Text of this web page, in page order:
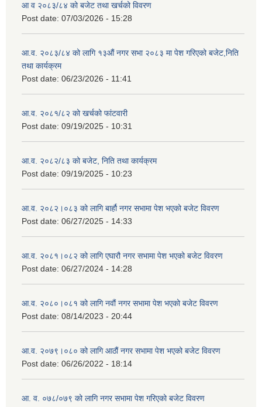
आ व २०८३/८४ को बजेट तथा खर्चको विवरण
Post date: 07/03/2026 - 15:28
आ.व. २०८३/८४ को लागि १३औं नगर सभा २०८३ मा पेश गरिएको बजेट,निति
तथा कार्यक्रम
Post date: 06/23/2026 - 11:41
आ.व. २०८१/८२ को खर्चको फांटवारी
Post date: 09/19/2025 - 10:31
आ.व. २०८२/८३ को बजेट, निति तथा कार्यक्रम
Post date: 09/19/2025 - 10:23
आ.व. २०८२।०८३ को लागि बार्हौ नगर सभामा पेश भएको बजेट विवरण
Post date: 06/27/2025 - 14:33
आ.व. २०८१।०८२ को लागि एघारौ नगर सभामा पेश भएको बजेट विवरण
Post date: 06/27/2024 - 14:28
आ.व. २०८०।०८१ को लागि नवौं नगर सभामा पेश भएको बजेट विवरण
Post date: 08/14/2023 - 20:44
आ.व. २०७९।०८० को लागि आठौं नगर सभामा पेश भएको बजेट विवरण
Post date: 06/26/2022 - 18:14
आ. व. ०७८/०७९ को लागि नगर सभामा पेश गरिएको बजेट विवरण